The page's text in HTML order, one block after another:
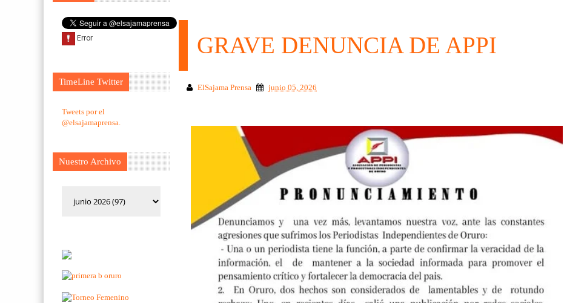
TimeLine Twitter
Tweets por el
@elsajamaprensa.
Nuestro Archivo
GRAVE DENUNCIA DE APPI
ElSajama Prensa junio 05, 2026